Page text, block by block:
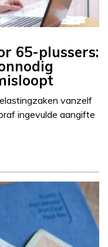
65-plussers:
vanzelf
ingevulde aangifte